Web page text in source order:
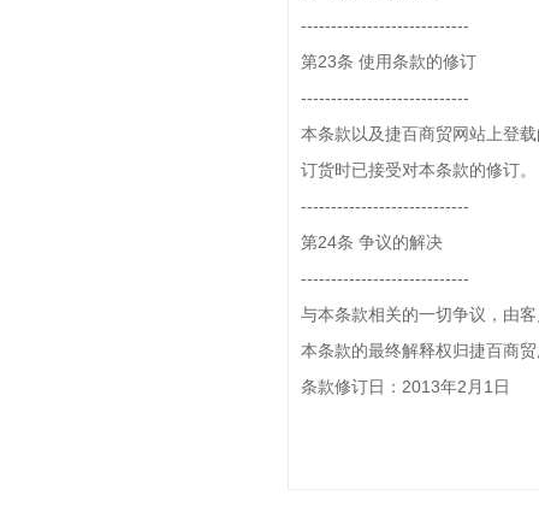
----------------------------
第23条 使用条款的修订
----------------------------
本条款以及捷百商贸网站上登
订货时已接受对本条款的修订。
----------------------------
第24条 争议的解决
----------------------------
与本条款相关的一切争议，由
本条款的最终解释权归捷百商
条款修订日：2013年2月1日